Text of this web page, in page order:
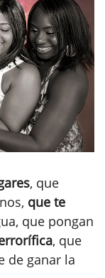
, que
que te
que pongan
, que
de ganar la